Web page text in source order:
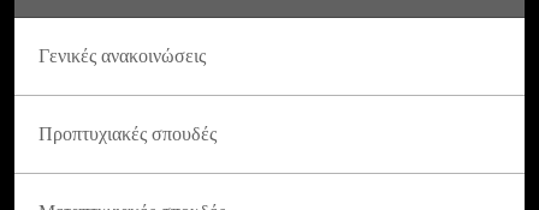
Γενικές ανακοινώσεις
Προπτυχιακές σπουδές